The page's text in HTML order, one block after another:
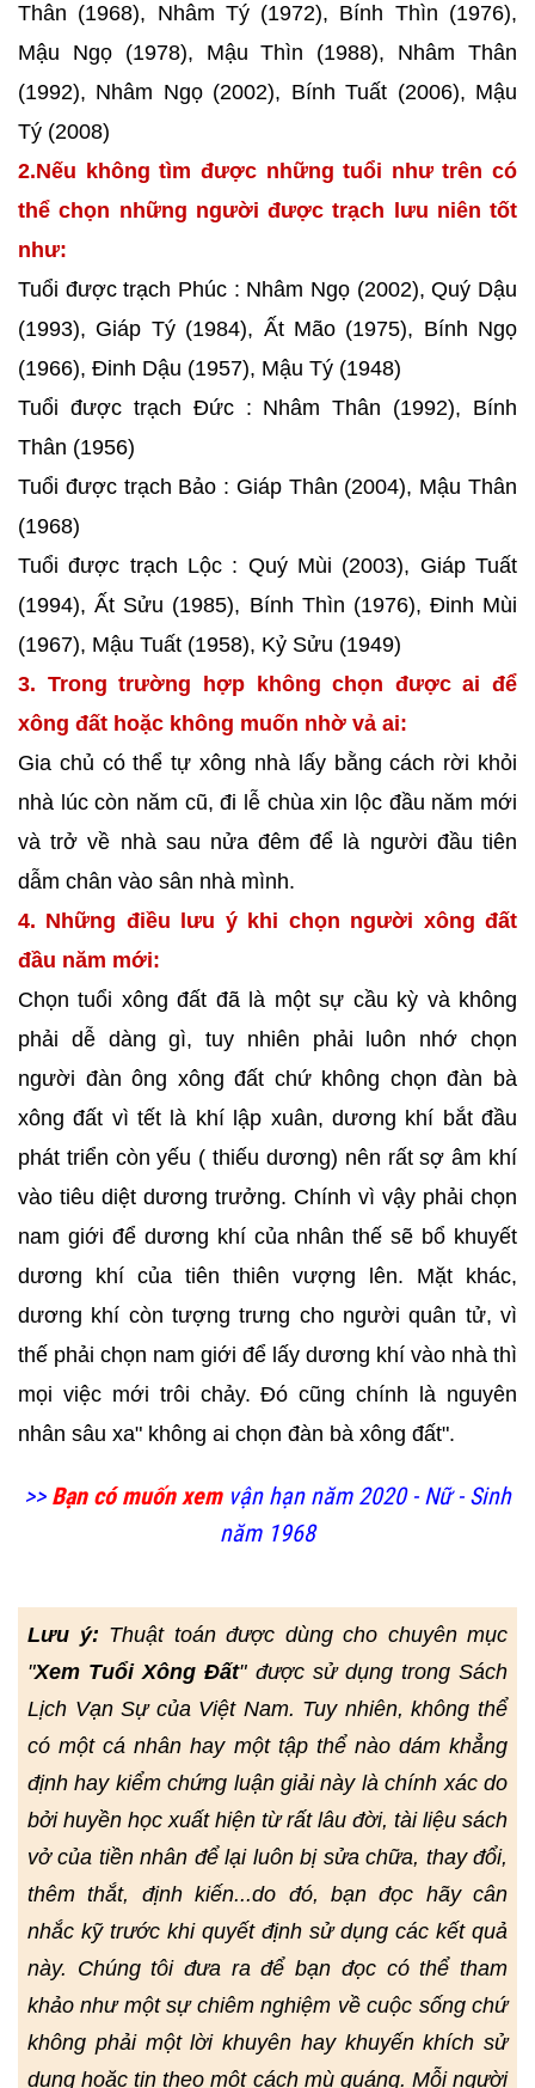
Thân (1968), Nhâm Tý (1972), Bính Thìn (1976),
Mậu Ngọ (1978), Mậu Thìn (1988), Nhâm Thân
(1992), Nhâm Ngọ (2002), Bính Tuất (2006), Mậu
Tý (2008)
2.Nếu không tìm được những tuổi như trên có
thể chọn những người được trạch lưu niên tốt
như:
Tuổi được trạch Phúc : Nhâm Ngọ (2002), Quý Dậu
(1993), Giáp Tý (1984), Ất Mão (1975), Bính Ngọ
(1966), Đinh Dậu (1957), Mậu Tý (1948)
Tuổi được trạch Đức : Nhâm Thân (1992), Bính
Thân (1956)
Tuổi được trạch Bảo : Giáp Thân (2004), Mậu Thân
(1968)
Tuổi được trạch Lộc : Quý Mùi (2003), Giáp Tuất
(1994), Ất Sửu (1985), Bính Thìn (1976), Đinh Mùi
(1967), Mậu Tuất (1958), Kỷ Sửu (1949)
3. Trong trường hợp không chọn được ai để
xông đất hoặc không muốn nhờ vả ai:
Gia chủ có thể tự xông nhà lấy bằng cách rời khỏi
nhà lúc còn năm cũ, đi lễ chùa xin lộc đầu năm mới
và trở về nhà sau nửa đêm để là người đầu tiên
dẫm chân vào sân nhà mình.
4. Những điều lưu ý khi chọn người xông đất
đầu năm mới:
Chọn tuổi xông đất đã là một sự cầu kỳ và không
phải dễ dàng gì, tuy nhiên phải luôn nhớ chọn
người đàn ông xông đất chứ không chọn đàn bà
xông đất vì tết là khí lập xuân, dương khí bắt đầu
phát triển còn yếu ( thiếu dương) nên rất sợ âm khí
vào tiêu diệt dương trưởng. Chính vì vậy phải chọn
nam giới để dương khí của nhân thế sẽ bổ khuyết
dương khí của tiên thiên vượng lên. Mặt khác,
dương khí còn tượng trưng cho người quân tử, vì
thế phải chọn nam giới để lấy dương khí vào nhà thì
mọi việc mới trôi chảy. Đó cũng chính là nguyên
nhân sâu xa" không ai chọn đàn bà xông đất".
>> Bạn có muốn xemvận hạn năm 2020 - Nữ - Sinh
năm 1968
Lưu ý: Thuật toán được dùng cho chuyên mục
"Xem Tuổi Xông Đất" được sử dụng trong Sách
Lịch Vạn Sự của Việt Nam. Tuy nhiên, không thể
có một cá nhân hay một tập thể nào dám khẳng
định hay kiểm chứng luận giải này là chính xác do
bởi huyền học xuất hiện từ rất lâu đời, tài liệu sách
vở của tiền nhân để lại luôn bị sửa chữa, thay đổi,
thêm thắt, định kiến...do đó, bạn đọc hãy cân
nhắc kỹ trước khi quyết định sử dụng các kết quả
này. Chúng tôi đưa ra để bạn đọc có thể tham
khảo như một sự chiêm nghiệm về cuộc sống chứ
không phải một lời khuyên hay khuyến khích sử
dụng hoặc tin theo một cách mù quáng. Mỗi người